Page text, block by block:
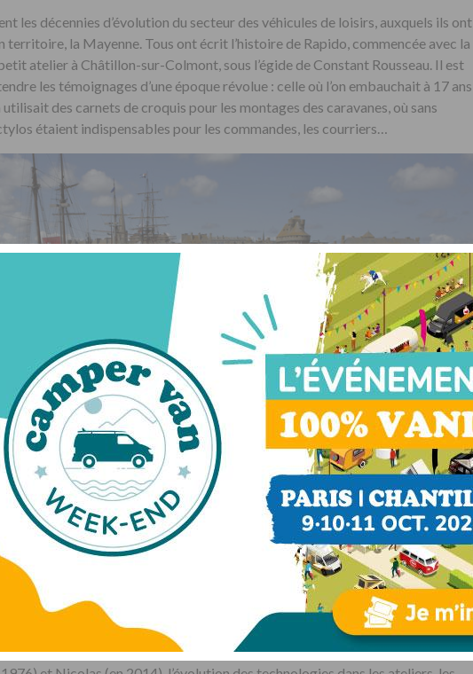
les décennies d’évolution du secteur des véhicules de loisirs, auxquels ils ont
territoire, la Mayenne. Tous ont écrit l’histoire de Rapido, commencée avec la
atelier à Châtillon-sur-Colmont, sous l’égide de Constant Rousseau. Il est
les témoignages d’une époque révolue : celle où l’on embauchait à 17 ans
utilisait des carnets de croquis pour les montages des caravanes, où sans
étaient indispensables pour les commandes, les courriers…
été dans l’ADN de la marque, ici la convention à Saint-Malo pour fêter les 50 ans en
de l’incroyable ascension de Rapido et de l’esprit de famille qui a
avec les salariés. Sont évoqués, les 3 générations de Rousseau :